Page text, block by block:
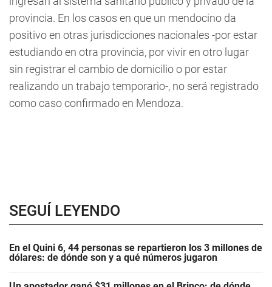
provincia. En los casos en que un mendocino da
positivo en otras jurisdicciones nacionales -por estar
estudiando en otra provincia, por vivir en otro lugar
sin registrar el cambio de domicilio o por estar
realizando un trabajo temporario-, no será registrado
como caso confirmado en Mendoza.
SEGUÍ LEYENDO
En el Quini 6, 44 personas se repartieron los 3 millones de
dólares: de dónde son y a qué números jugaron